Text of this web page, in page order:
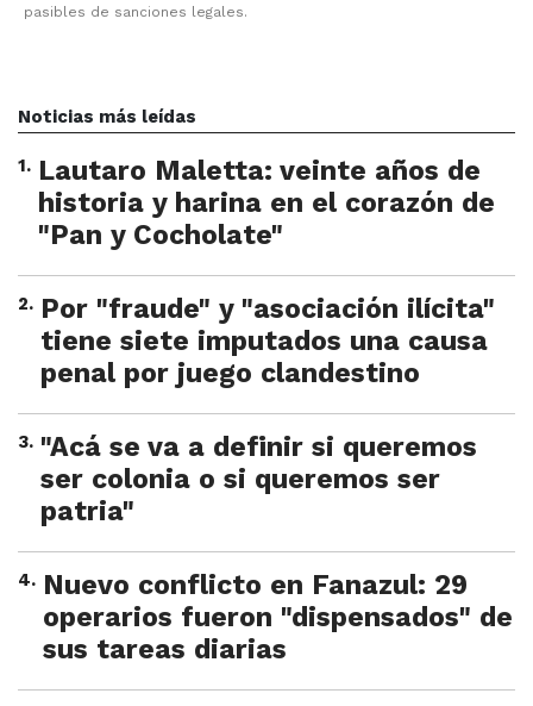
pasibles de sanciones legales.
Noticias más leídas
1. Lautaro Maletta: veinte años de
historia y harina en el corazón de
"Pan y Cocholate"
2. Por "fraude" y "asociación ilícita"
tiene siete imputados una causa
penal por juego clandestino
3. "Acá se va a definir si queremos
ser colonia o si queremos ser
patria"
4. Nuevo conflicto en Fanazul: 29
operarios fueron "dispensados" de
sus tareas diarias